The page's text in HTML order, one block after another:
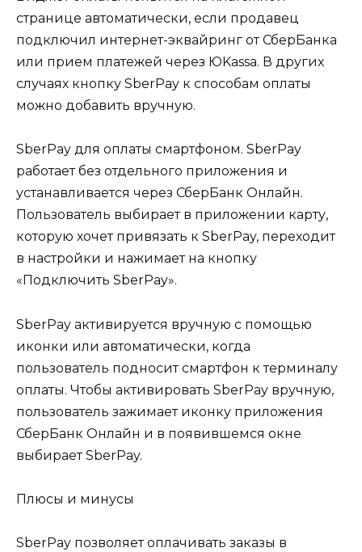
странице автоматически, если продавец
подключил интернет-эквайринг от СберБанка
или прием платежей через ЮKassa. В других
случаях кнопку SberPay к способам оплаты
можно добавить вручную.
SberPay для оплаты смартфоном. SberPay
работает без отдельного приложения и
устанавливается через СберБанк Онлайн.
Пользователь выбирает в приложении карту,
которую хочет привязать к SberPay, переходит
в настройки и нажимает на кнопку
«Подключить SberPay».
SberPay активируется вручную с помощью
иконки или автоматически, когда
пользователь подносит смартфон к терминалу
оплаты. Чтобы активировать SberPay вручную,
пользователь зажимает иконку приложения
СберБанк Онлайн и в появившемся окне
выбирает SberPay.
Плюсы и минусы
SberPay позволяет оплачивать заказы в